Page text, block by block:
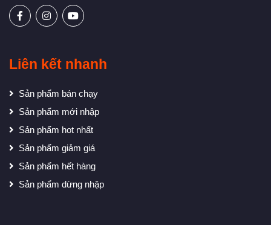
Liên kết nhanh
Sản phẩm bán chạy
Sản phẩm mới nhập
Sản phẩm hot nhất
Sản phẩm giảm giá
Sản phẩm hết hàng
Sản phẩm dừng nhập